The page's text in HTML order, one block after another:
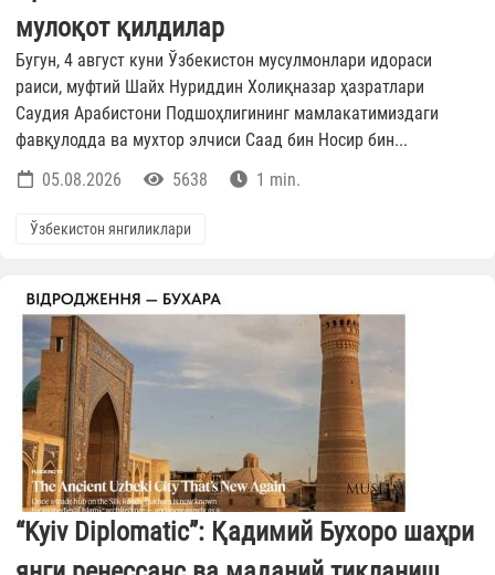
мулоқот қилдилар
Бугун, 4 август куни Ўзбекистон мусулмонлари идораси
раиси, муфтий Шайх Нуриддин Холиқназар ҳазратлари
Саудия Арабистони Подшоҳлигининг мамлакатимиздаги
фавқулодда ва мухтор элчиси Саад бин Носир бин...
05.08.2026
5638 1 min.
Ўзбекистон янгиликлари
“Kyiv Diplomatic”: Қадимий Бухоро шаҳри